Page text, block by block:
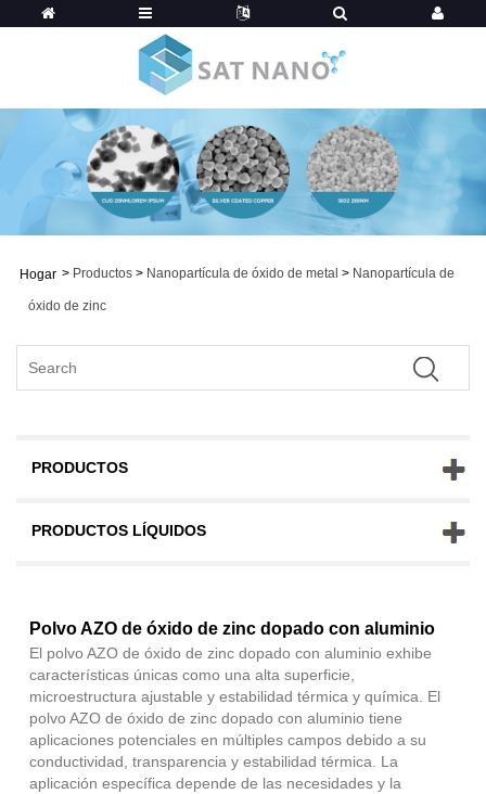
Hogar > Productos > Nanopartícula de óxido de metal > Nanopartícula de
óxido de zinc
PRODUCTOS
PRODUCTOS LÍQUIDOS
Polvo AZO de óxido de zinc dopado con aluminio
El polvo AZO de óxido de zinc dopado con aluminio exhibe
características únicas como una alta superficie,
microestructura ajustable y estabilidad térmica y química. El
polvo AZO de óxido de zinc dopado con aluminio tiene
aplicaciones potenciales en múltiples campos debido a su
conductividad, transparencia y estabilidad térmica. La
aplicación específica depende de las necesidades y la